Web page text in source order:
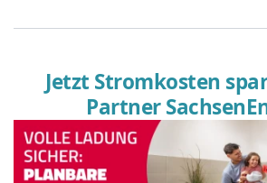
Jetzt Stromkosten
Partner